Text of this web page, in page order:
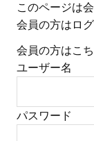
このページは
会員の方はロ
会員の方はこ
ユーザー名
パスワード